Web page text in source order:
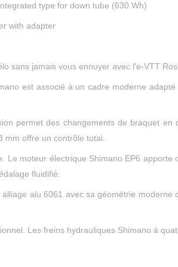
type for down tube (630 Wh)
with adapter
sans jamais vous ennuyer avec l'e-VTT
est associé à un cadre moderne
permet des changements de braquet
mm offre un contrôle total.
Le moteur électrique Shimano EP6
fluidifié.
alu 6061 avec sa géométrie
Les freins hydrauliques Shimano à